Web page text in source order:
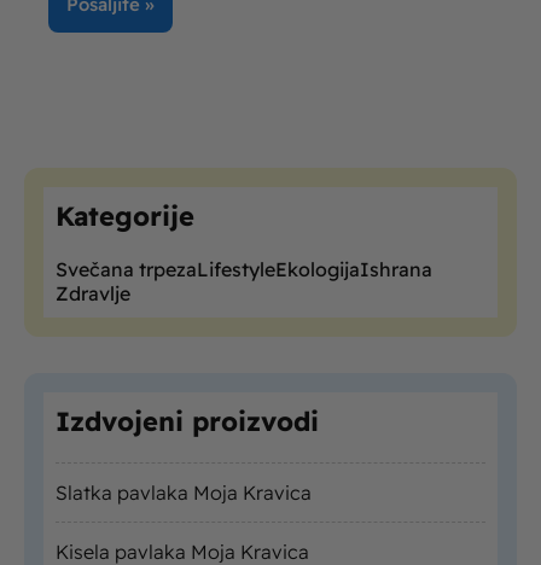
Kategorije
Svečana trpezaLifestyleEkologijaIshrana
Zdravlje
Izdvojeni proizvodi
Slatka pavlaka Moja Kravica
Kisela pavlaka Moja Kravica